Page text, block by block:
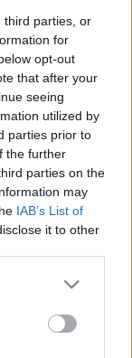
third parties, or
for
opt-out
that after your
seeing
utilized by
parties prior to
the further
parties on the
may
IAB’s List of
it to other
more Google
may click to
party tags to
el tőle:
a
Szpari elleni
- hivatalos
ETO-botlás:
lejtmenetbe